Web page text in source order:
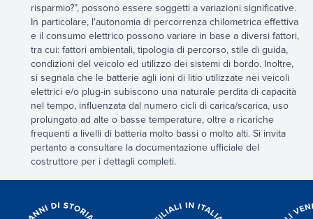
risparmio?”, possono essere soggetti a variazioni significative.
In particolare, l'autonomia di percorrenza chilometrica effettiva
e il consumo elettrico possono variare in base a diversi fattori,
tra cui: fattori ambientali, tipologia di percorso, stile di guida,
condizioni del veicolo ed utilizzo dei sistemi di bordo. Inoltre,
si segnala che le batterie agli ioni di litio utilizzate nei veicoli
elettrici e/o plug-in subiscono una naturale perdita di capacità
nel tempo, influenzata dal numero cicli di carica/scarica, uso
prolungato ad alte o basse temperature, oltre a ricariche
frequenti a livelli di batteria molto bassi o molto alti. Si invita
pertanto a consultare la documentazione ufficiale del
costruttore per i dettagli completi.